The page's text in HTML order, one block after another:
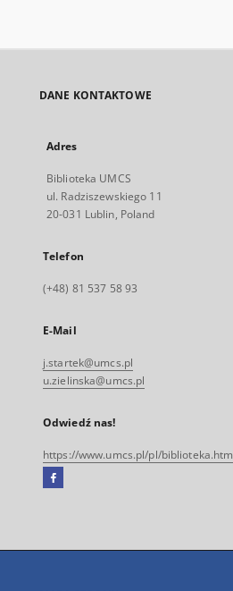
DANE KONTAKTOWE
Adres
Biblioteka UMCS
ul. Radziszewskiego 11
20-031 Lublin, Poland
Telefon
(+48) 81 537 58 93
E-Mail
j.startek@umcs.pl
u.zielinska@umcs.pl
Odwiedź nas!
https://www.umcs.pl/pl/biblioteka.htm
Facebook
się